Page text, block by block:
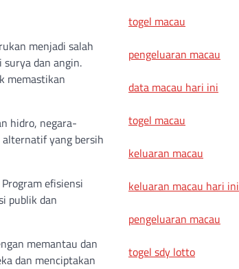
menjadi salah
surya dan angin.
memastikan
hidro, negara-
alternatif yang bersih
efisiensi
publik dan
memantau dan
dan menciptakan
togel macau
pengeluaran macau
data macau hari ini
togel macau
keluaran macau
keluaran macau hari ini
pengeluaran macau
togel sdy lotto